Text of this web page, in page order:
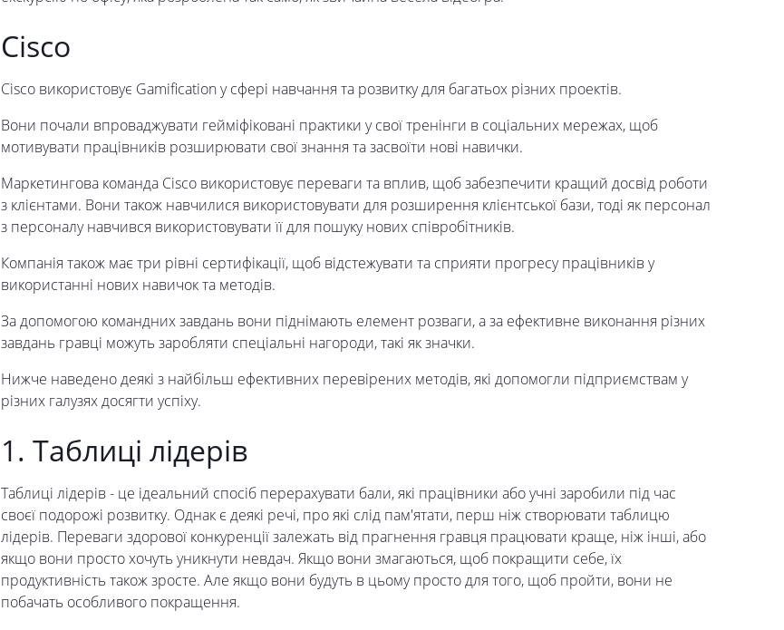
Cisco
Cisco використовує Gamification у сфері навчання та розвитку для багатьох різних проектів.
Вони почали впроваджувати гейміфіковані практики у свої тренінги в соціальних мережах, щоб
мотивувати працівників розширювати свої знання та засвоїти нові навички.
Маркетингова команда Cisco використовує переваги та вплив, щоб забезпечити кращий досвід роботи
з клієнтами. Вони також навчилися використовувати для розширення клієнтської бази, тоді як персонал
з персоналу навчився використовувати її для пошуку нових співробітників.
Компанія також має три рівні сертифікації, щоб відстежувати та сприяти прогресу працівників у
використанні нових навичок та методів.
За допомогою командних завдань вони піднімають елемент розваги, а за ефективне виконання різних
завдань гравці можуть заробляти спеціальні нагороди, такі як значки.
Нижче наведено деякі з найбільш ефективних перевірених методів, які допомогли підприємствам у
різних галузях досягти успіху.
1. Таблиці лідерів
Таблиці лідерів - це ідеальний спосіб перерахувати бали, які працівники або учні заробили під час
своєї подорожі розвитку. Однак є деякі речі, про які слід пам'ятати, перш ніж створювати таблицю
лідерів. Переваги здорової конкуренції залежать від прагнення гравця працювати краще, ніж інші, або
якщо вони просто хочуть уникнути невдач. Якщо вони змагаються, щоб покращити себе, їх
продуктивність також зросте. Але якщо вони будуть в цьому просто для того, щоб пройти, вони не
побачать особливого покращення.